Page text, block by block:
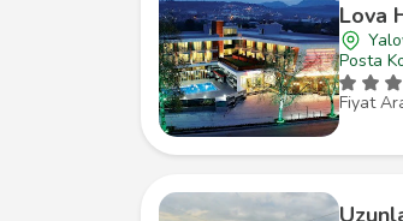
Lova
Posta
Fiyat